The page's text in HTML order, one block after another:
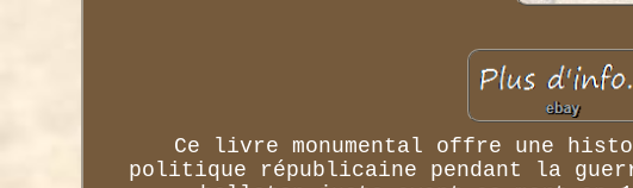
Ce livre monumental offre une
politique républicaine pendant la